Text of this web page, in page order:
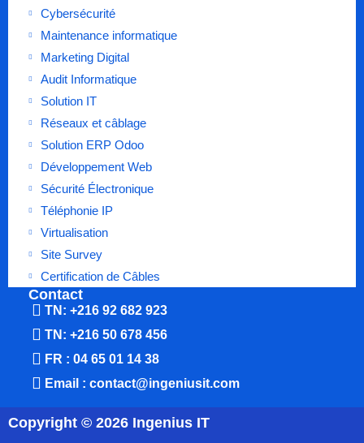
Cybersécurité
Maintenance informatique
Marketing Digital
Audit Informatique
Solution IT
Réseaux et câblage
Solution ERP Odoo
Développement Web
Sécurité Électronique
Téléphonie IP
Virtualisation
Site Survey
Certification de Câbles
Contact
TN: +216 92 682 923
TN: +216 50 678 456
FR : 04 65 01 14 38
Email : contact@ingeniusit.com
Copyright © 2026 Ingenius IT